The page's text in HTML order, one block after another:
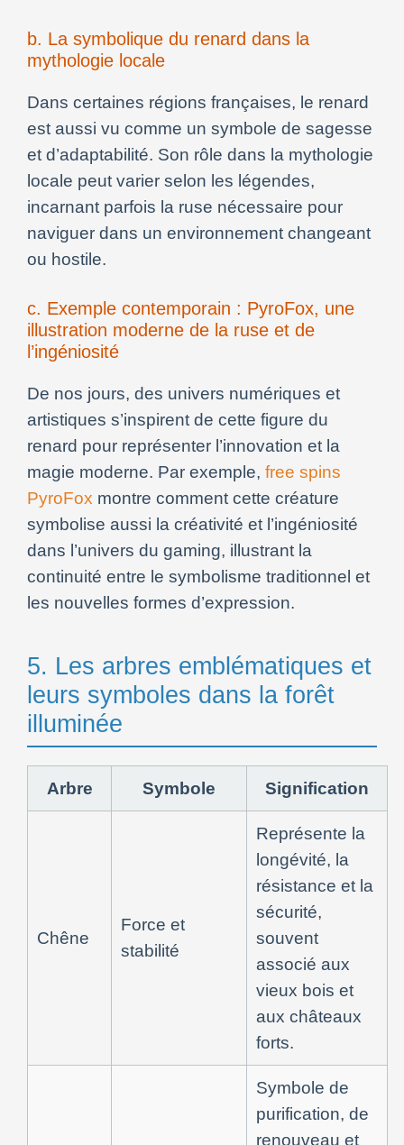
b. La symbolique du renard dans la
mythologie locale
Dans certaines régions françaises, le renard
est aussi vu comme un symbole de sagesse
et d’adaptabilité. Son rôle dans la mythologie
locale peut varier selon les légendes,
incarnant parfois la ruse nécessaire pour
naviguer dans un environnement changeant
ou hostile.
c. Exemple contemporain : PyroFox, une
illustration moderne de la ruse et de
l’ingéniosité
De nos jours, des univers numériques et
artistiques s’inspirent de cette figure du
renard pour représenter l’innovation et la
magie moderne. Par exemple, free spins
PyroFox montre comment cette créature
symbolise aussi la créativité et l’ingéniosité
dans l’univers du gaming, illustrant la
continuité entre le symbolisme traditionnel et
les nouvelles formes d’expression.
5. Les arbres emblématiques et
leurs symboles dans la forêt
illuminée
Arbre Symbole Signification
Chêne
Force et
stabilité
Représente la
longévité, la
résistance et la
sécurité,
souvent
associé aux
vieux bois et
aux châteaux
forts.
Symbole de
purification, de
renouveau et